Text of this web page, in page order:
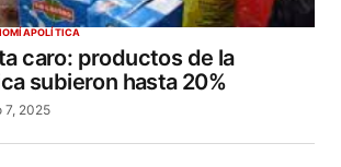
POLÍTICA
caro: productos de la
subieron hasta 20%
7, 2025